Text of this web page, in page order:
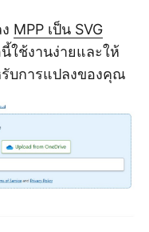
MPP เป็น SVG
ใช้งานง่ายและให้
บการแปลงของคุณ